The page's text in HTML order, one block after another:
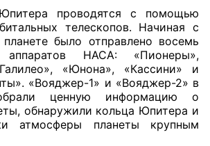
проводятся с помощью
телескопов. Начиная с
было отправлено восемь
аппаратов НАСА: «Пионеры»,
«Юнона», «Кассини» и
«Вояджер-1» и «Вояджер-2» в
ценную информацию о
обнаружили кольца Юпитера и
атмосферы планеты крупным